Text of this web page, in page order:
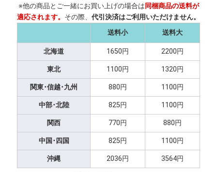
※他の商品とご一緒にお買い上げの場合は同梱商品の送料が
適応されます。 その際、 代引決済はご利用いただけません。
送料小
送料大
北海道 1650円 2200円
東北 1100円 1320円
関東･信越･九州 880円 1100円
中部･北陸 825円 1100円
関西 770円 880円
中国･四国 825円 1100円
沖縄 2036円 3564円